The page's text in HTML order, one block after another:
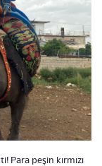
Para peşin kırmızı